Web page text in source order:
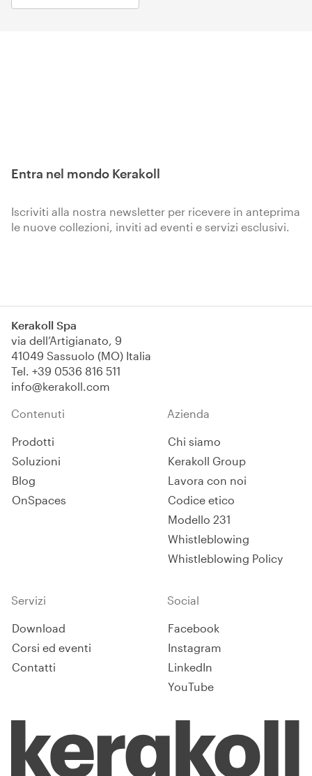
Entra nel mondo Kerakoll
Iscriviti alla nostra newsletter per ricevere in anteprima
le nuove collezioni, inviti ad eventi e servizi esclusivi.
Kerakoll Spa
via dell’Artigianato, 9
41049 Sassuolo (MO) Italia
Tel. +39 0536 816 511
info@kerakoll.com
Contenuti
Prodotti
Soluzioni
Blog
OnSpaces
Azienda
Chi siamo
Kerakoll Group
Lavora con noi
Codice etico
Modello 231
Whistleblowing
Whistleblowing Policy
Servizi
Download
Corsi ed eventi
Contatti
Social
Facebook
Instagram
LinkedIn
YouTube